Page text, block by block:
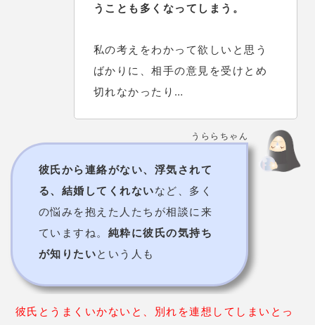
うことも多くなってしまう。
私の考えをわかって欲しいと思う
ばかりに、相手の意見を受けとめ
切れなかったり…
うららちゃん
彼氏から連絡がない、浮気されて
る、結婚してくれないなど、多く
の悩みを抱えた人たちが相談に来
ていますね。 純粋に彼氏の気持ち
が知りたいという人も
彼氏とうまくいかないと、別れを連想してしまいとっ